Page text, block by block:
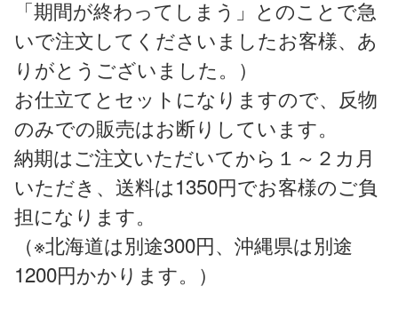
「期間が終わってしまう」とのことで急
いで注文してくださいましたお客様、あ
りがとうございました。）
お仕立てとセットになりますので、反物
のみでの販売はお断りしています。
納期はご注文いただいてから１～２カ月
いただき、送料は1350円でお客様のご負
担になります。
（※北海道は別途300円、沖縄県は別途
1200円かかります。）